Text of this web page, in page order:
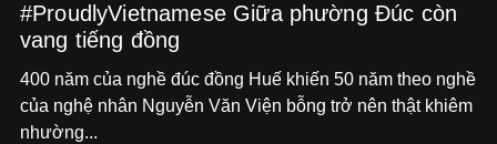
#ProudlyVietnamese Giữa phường Đúc còn
vang tiếng đồng
400 năm của nghề đúc đồng Huế khiến 50 năm theo nghề
của nghệ nhân Nguyễn Văn Viện bỗng trở nên thật khiêm
nhường...